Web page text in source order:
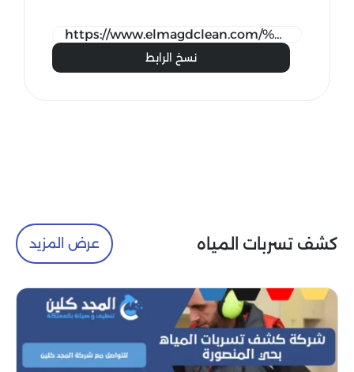
نسخ الرابط
كشف تسربات المياه عرض المزيد